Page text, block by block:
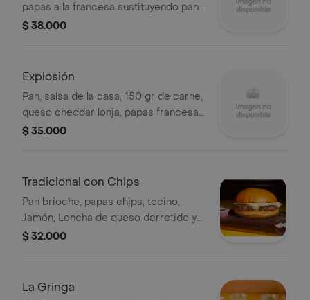
papas a la francesa sustituyendo pan,
queso cheddar rallado, mayonesa,
$ 38.000
Explosión
Pan, salsa de la casa, 150 gr de carne,
queso cheddar lonja, papas francesas
en lop del pan, Papas francesas,
$ 35.000
Tradicional con Chips
Pan brioche, papas chips, tocino,
Jamón, Loncha de queso derretido y
maíz.
$ 32.000
La Gringa